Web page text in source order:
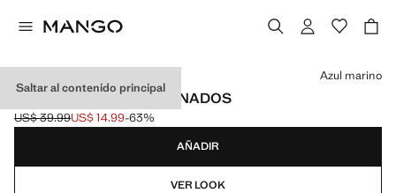
Saltar al contenido principal
PACK 2 BÓXERS COMBINADOS
Precio inicial tachado [US$ 39.99 ]
US$ 39.99
Precio actual [US$ 14.99 ]
US$ 14.99-63%
Selecciona un color
Azul marino
AÑADIR
VER LOOK